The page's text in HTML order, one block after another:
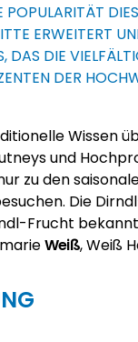
ERWEITERT
DAS DIE
DER
und
zu den
Die
Frucht
Weiß, Weiß